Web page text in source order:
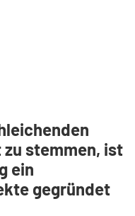
stemmen, ist
ein
gegründet